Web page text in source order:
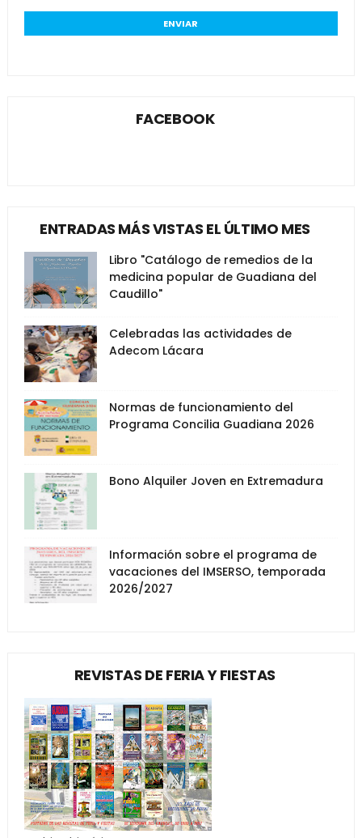
FACEBOOK
ENTRADAS MÁS VISTAS EL ÚLTIMO MES
Libro "Catálogo de remedios de la
medicina popular de Guadiana del
Caudillo"
Celebradas las actividades de
Adecom Lácara
Normas de funcionamiento del
Programa Concilia Guadiana 2026
Bono Alquiler Joven en Extremadura
Información sobre el programa de
vacaciones del IMSERSO, temporada
2026/2027
REVISTAS DE FERIA Y FIESTAS